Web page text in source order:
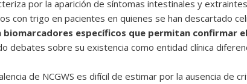
por la aparición de síntomas intestinales y
con trigo en pacientes en quienes se han descartado
biomarcadores específicos que permitan confirmar
debates sobre su existencia como entidad clínica
de NCGWS es difícil de estimar por la ausencia de